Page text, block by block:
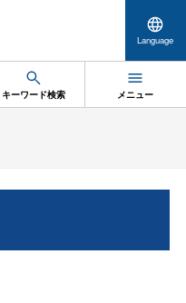
Language
キーワード検索 メニュー